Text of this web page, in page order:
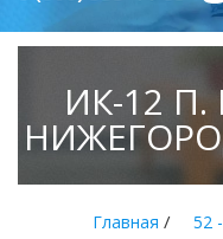
ИК-12
Главная / 52